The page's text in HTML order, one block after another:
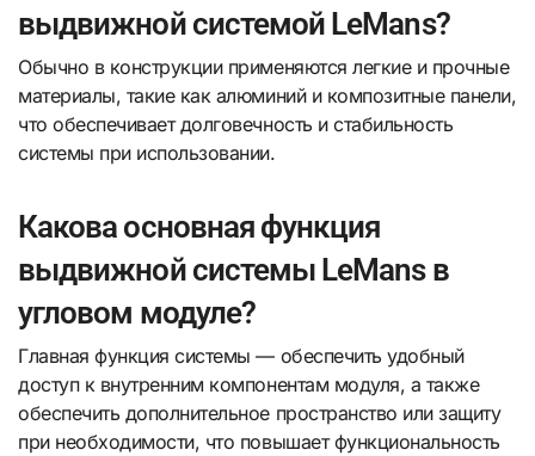
выдвижной системой LeMans?
Обычно в конструкции применяются легкие и прочные
материалы, такие как алюминий и композитные панели,
что обеспечивает долговечность и стабильность
системы при использовании.
Какова основная функция
выдвижной системы LeMans в
угловом модуле?
Главная функция системы — обеспечить удобный
доступ к внутренним компонентам модуля, а также
обеспечить дополнительное пространство или защиту
при необходимости, что повышает функциональность